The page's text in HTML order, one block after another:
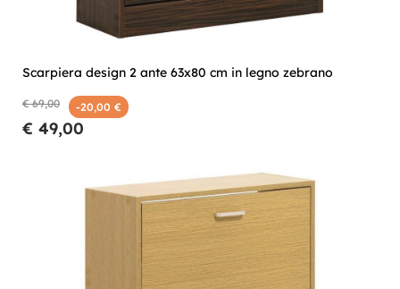
Scarpiera design 2 ante 63x80 cm in legno zebrano
€ 69,00 -20,00 €
€ 49,00